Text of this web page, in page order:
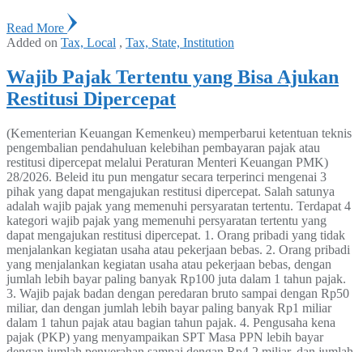
Read More
Added on Tax, Local , Tax, State, Institution
Wajib Pajak Tertentu yang Bisa Ajukan
Restitusi Dipercepat
(Kementerian Keuangan Kemenkeu) memperbarui ketentuan teknis
pengembalian pendahuluan kelebihan pembayaran pajak atau
restitusi dipercepat melalui Peraturan Menteri Keuangan PMK)
28/2026. Beleid itu pun mengatur secara terperinci mengenai 3
pihak yang dapat mengajukan restitusi dipercepat. Salah satunya
adalah wajib pajak yang memenuhi persyaratan tertentu. Terdapat 4
kategori wajib pajak yang memenuhi persyaratan tertentu yang
dapat mengajukan restitusi dipercepat. 1. Orang pribadi yang tidak
menjalankan kegiatan usaha atau pekerjaan bebas. 2. Orang pribadi
yang menjalankan kegiatan usaha atau pekerjaan bebas, dengan
jumlah lebih bayar paling banyak Rp100 juta dalam 1 tahun pajak.
3. Wajib pajak badan dengan peredaran bruto sampai dengan Rp50
miliar, dan dengan jumlah lebih bayar paling banyak Rp1 miliar
dalam 1 tahun pajak atau bagian tahun pajak. 4. Pengusaha kena
pajak (PKP) yang menyampaikan SPT Masa PPN lebih bayar